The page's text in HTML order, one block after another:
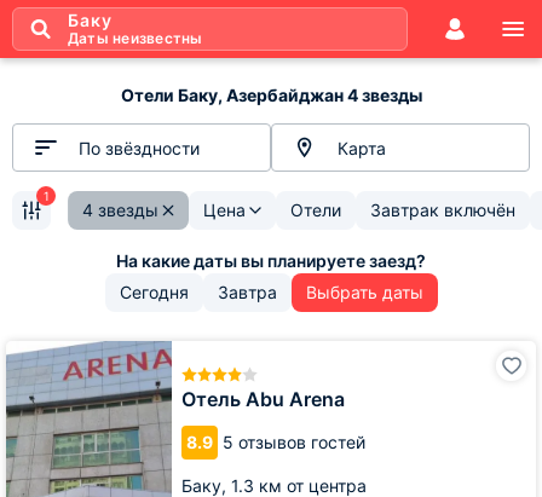
Баку
Даты неизвестны
Отели Баку, Азербайджан 4 звезды
По звёздности Карта
4 звезды Цена Отели Завтрак включён
1
Сегодня Завтра Выбрать даты
Отель Abu Arena
8.9 5 отзывов гостей
Баку, 1.3 км от центра
Отель
Abu
Arena